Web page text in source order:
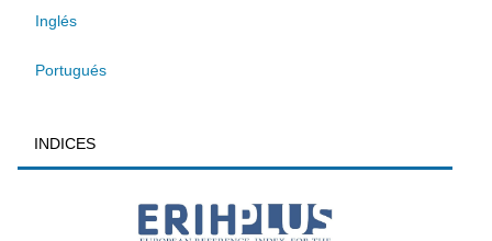
Inglés
Portugués
INDICES